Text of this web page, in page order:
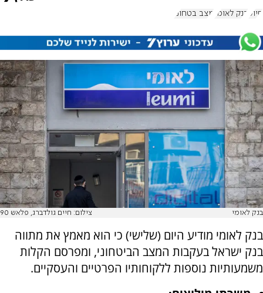
סיוע בנק לאומי מצב בטחוני
בנק לאומי צילום: חיים גולדברג, פלאש 90
בנק לאומי מודיע היום (שלישי) כי הוא מאמץ את מתווה
בנק ישראל בעקבות המצב הביטחוני, ומפרסם הקלות
משמעותיות נוספות ללקוחותיו הפרטיים והעסקיים.